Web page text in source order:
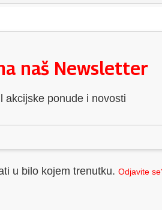
naš Newsletter
akcijske ponude i novosti
u bilo kojem trenutku. Odjavite